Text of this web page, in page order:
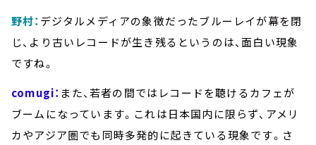
野村： デジタルメディアの象徴だったブルーレイが幕を閉
じ、より古いレコードが生き残るというのは、面白い現象
ですね。
comugi： また、若者の間ではレコードを聴けるカフェが
ブームになっています。これは日本国内に限らず、アメリ
カやアジア圏でも同時多発的に起きている現象です。さ